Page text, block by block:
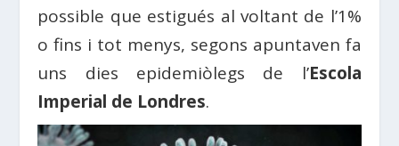
possible que estigués al voltant de l’1%
o fins i tot menys, segons apuntaven fa
uns dies epidemiòlegs de l’Escola
Imperial de Londres.